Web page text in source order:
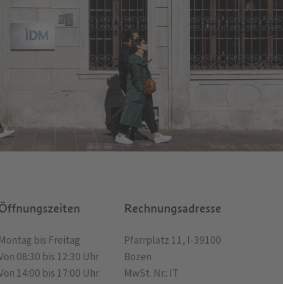
Montag bis Freitag
08:30 bis 12:30 Uhr
14:00 bis 17:00 Uhr
Rechnungsadresse
Pfarrplatz 11, I-39100
Bozen
MwSt. Nr.: IT